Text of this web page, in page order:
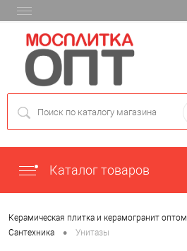
Каталог товаров
Керамическая плитка и керамогранит оптом
Сантехника • Унитазы